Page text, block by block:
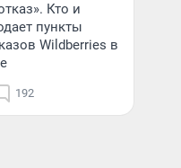
Кто и
пункты
Wildberries в
192